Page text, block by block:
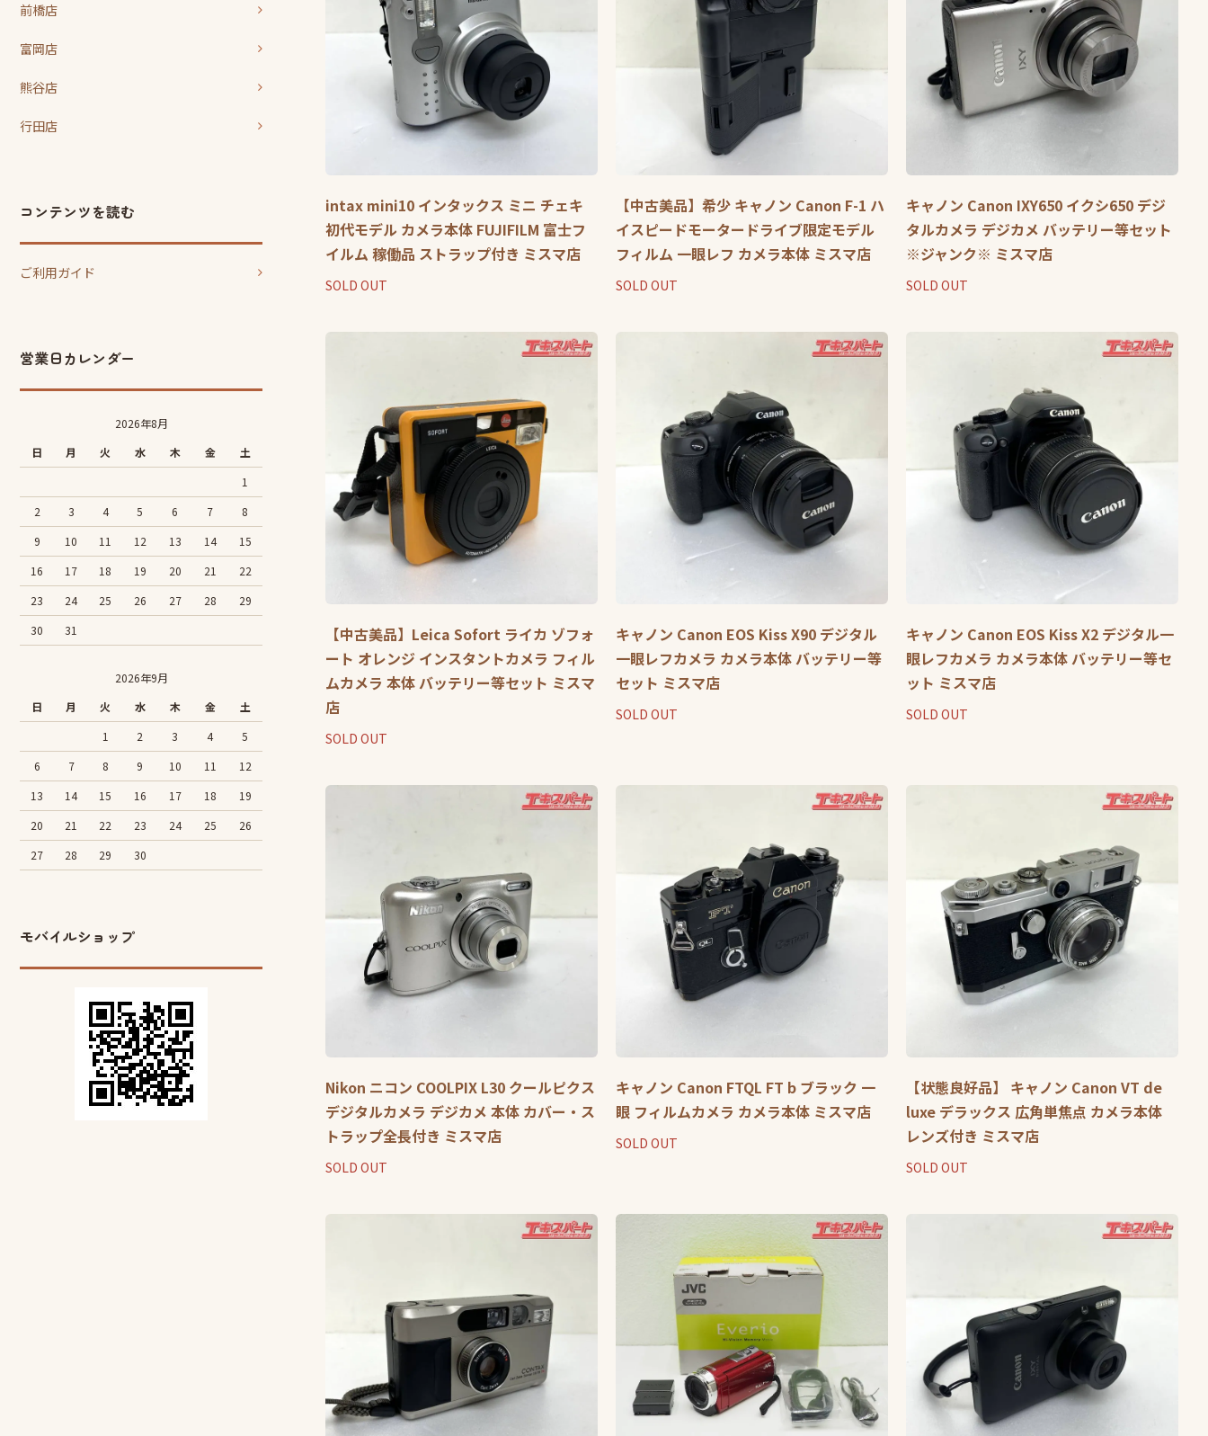
前橋店
富岡店
熊谷店
行田店
コンテンツを読む
ご利用ガイド
営業日カレンダー
2026年8月
日
月 火 水 木 金
土
1
2
3 4 5 6 7
8
9
10 11 12 13 14
15
16
17 18 19 20 21
22
23
24 25 26 27 28
29
30
31
2026年9月
日
月 火 水 木 金
土
1
2 3 4
5
6
7 8 9 10 11
12
13
14 15 16 17 18
19
20
21 22 23 24 25
26
27
28 29 30
モバイルショップ
intax mini10 インタックス ミニ チェキ
初代モデル カメラ本体 FUJIFILM 富士フ
イルム 稼働品 ストラップ付き ミスマ店
SOLD OUT
【中古美品】希少 キャノン Canon F-1 ハ
イスピードモータードライブ限定モデル
フィルム 一眼レフ カメラ本体 ミスマ店
SOLD OUT
キャノン Canon IXY650 イクシ650 デジ
タルカメラ デジカメ バッテリー等セット
※ジャンク※ ミスマ店
SOLD OUT
【中古美品】Leica Sofort ライカ ゾフォ
ート オレンジ インスタントカメラ フィル
ムカメラ 本体 バッテリー等セット ミスマ
店
SOLD OUT
キャノン Canon EOS Kiss X90 デジタル
一眼レフカメラ カメラ本体 バッテリー等
セット ミスマ店
SOLD OUT
キャノン Canon EOS Kiss X2 デジタル一
眼レフカメラ カメラ本体 バッテリー等セ
ット ミスマ店
SOLD OUT
Nikon ニコン COOLPIX L30 クールピクス
デジタルカメラ デジカメ 本体 カバー・ス
トラップ全長付き ミスマ店
SOLD OUT
キャノン Canon FTQL FT b ブラック 一
眼 フィルムカメラ カメラ本体 ミスマ店
SOLD OUT
【状態良好品】 キャノン Canon VT de
luxe デラックス 広角単焦点 カメラ本体
レンズ付き ミスマ店
SOLD OUT